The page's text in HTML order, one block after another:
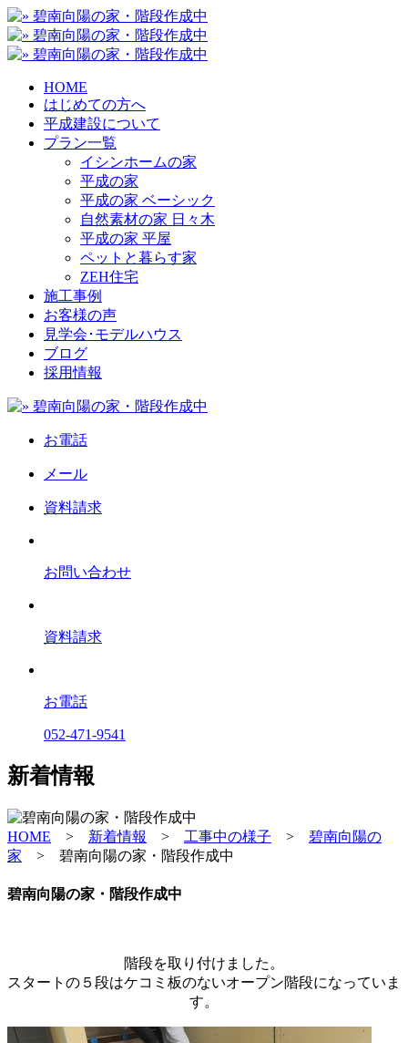
HOME
はじめての方へ
平成建設について
プラン一覧
イシンホームの家
平成の家
平成の家 ベーシック
自然素材の家 日々木
平成の家 平屋
ペットと暮らす家
ZEH住宅
施工事例
お客様の声
見学会･モデルハウス
ブログ
採用情報
お電話
メール
資料請求
お問い合わせ
資料請求
お電話
052-471-9541
新着情報
HOME > 新着情報 > 工事中の様子 > 碧南向陽の
家 > 碧南向陽の家・階段作成中
碧南向陽の家・階段作成中
階段を取り付けました。
スタートの５段はケコミ板のないオープン階段になっていま
す。